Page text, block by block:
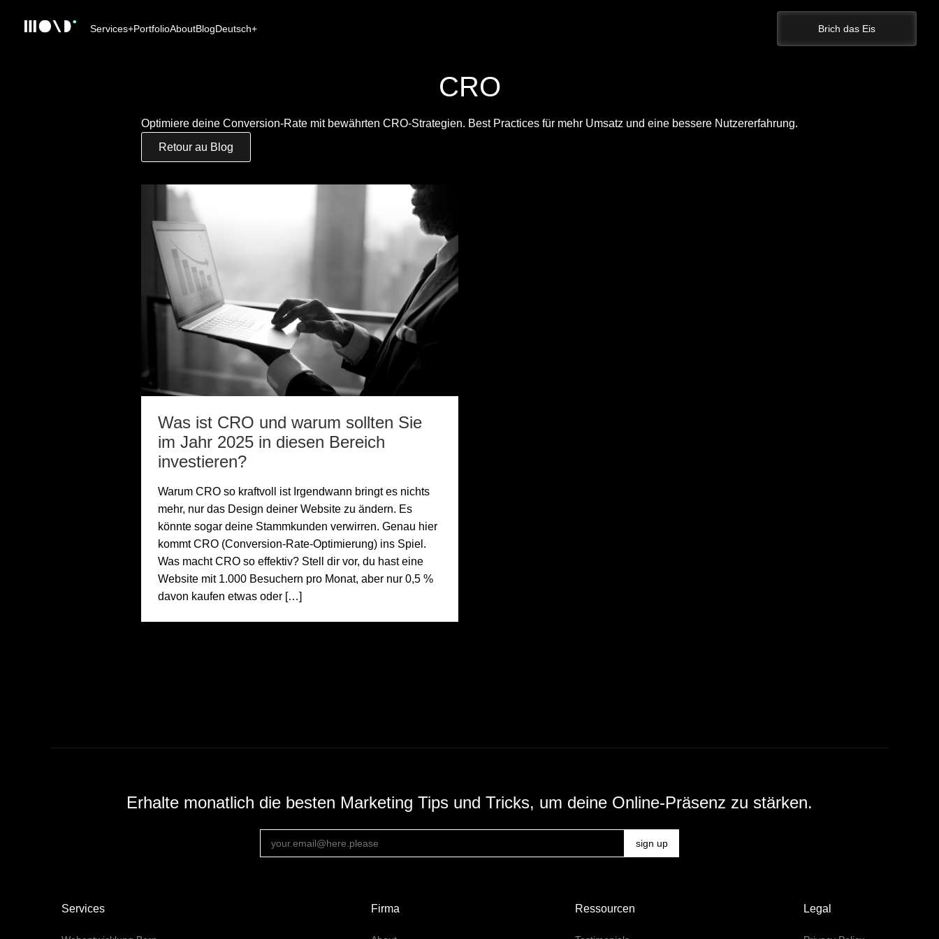
Services+PortfolioAboutBlogDeutsch+ Brich das Eis
CRO
Optimiere deine Conversion-Rate mit bewährten CRO-Strategien. Best Practices für mehr Umsatz und eine bessere Nutzererfahrung.
Retour au Blog
Was ist CRO und warum sollten Sie
im Jahr 2025 in diesen Bereich
investieren?
Warum CRO so kraftvoll ist Irgendwann bringt es nichts
mehr, nur das Design deiner Website zu ändern. Es
könnte sogar deine Stammkunden verwirren. Genau hier
kommt CRO (Conversion-Rate-Optimierung) ins Spiel.
Was macht CRO so effektiv? Stell dir vor, du hast eine
Website mit 1.000 Besuchern pro Monat, aber nur 0,5 %
davon kaufen etwas oder […]
Erhalte monatlich die besten Marketing Tips und Tricks, um deine Online-Präsenz zu stärken.
Services Firma Ressourcen Legal